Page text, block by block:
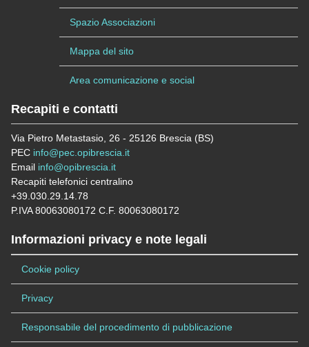
Spazio Associazioni
Mappa del sito
Area comunicazione e social
Recapiti e contatti
Via Pietro Metastasio, 26 - 25126 Brescia (BS)
PEC info@pec.opibrescia.it
Email info@opibrescia.it
Recapiti telefonici centralino
+39.030.29.14.78
P.IVA 80063080172 C.F. 80063080172
Informazioni privacy e note legali
Cookie policy
Privacy
Responsabile del procedimento di pubblicazione